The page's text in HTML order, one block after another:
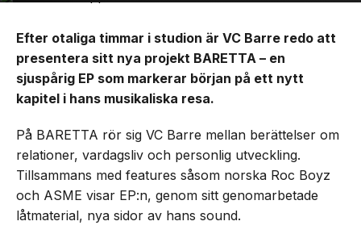
Efter otaliga timmar i studion är VC Barre redo att
presentera sitt nya projekt BARETTA – en
sjuspårig EP som markerar början på ett nytt
kapitel i hans musikaliska resa.
På BARETTA rör sig VC Barre mellan berättelser om
relationer, vardagsliv och personlig utveckling.
Tillsammans med features såsom norska Roc Boyz
och ASME visar EP:n, genom sitt genomarbetade
låtmaterial, nya sidor av hans sound.